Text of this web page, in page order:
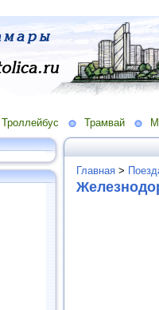
Троллейбус Трамвай
Главная >